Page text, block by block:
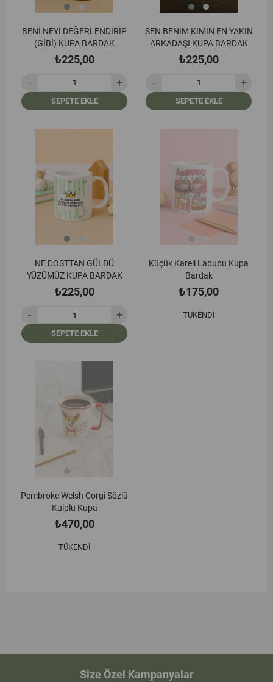
BENİ NEYİ DEĞERLENDİRİP
(GİBİ) KUPA BARDAK
₺225,00
SEPETE EKLE
SEN BENİM KİMİN EN YAKIN
ARKADAŞI KUPA BARDAK
₺225,00
SEPETE EKLE
NE DOSTTAN GÜLDÜ
YÜZÜMÜZ KUPA BARDAK
₺225,00
SEPETE EKLE
Küçük Kareli Labubu Kupa
Bardak
₺175,00
TÜKENDI
Pembroke Welsh Corgi Sözlü
Kulplu Kupa
₺470,00
TÜKENDI
Size Özel Kampanyalar